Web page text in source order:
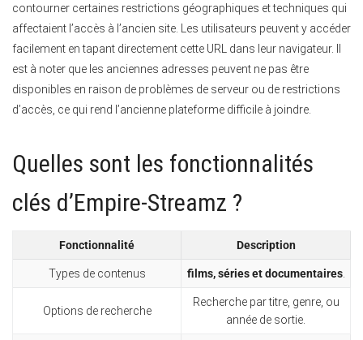
contourner certaines restrictions géographiques et techniques qui
affectaient l’accès à l’ancien site. Les utilisateurs peuvent y accéder
facilement en tapant directement cette URL dans leur navigateur. Il
est à noter que les anciennes adresses peuvent ne pas être
disponibles en raison de problèmes de serveur ou de restrictions
d’accès, ce qui rend l’ancienne plateforme difficile à joindre.
Quelles sont les fonctionnalités
clés d’Empire-Streamz ?
Fonctionnalité Description
Types de contenus films, séries et documentaires.
Options de recherche
Recherche par titre, genre, ou
année de sortie.